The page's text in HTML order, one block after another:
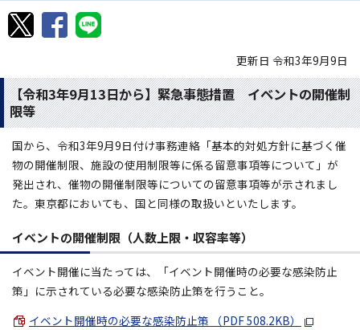
更新日 令和3年9月9日
【令和3年9月13日から】緊急事態措置 イベントの開催制
限等
国から、令和3年9月9日付け事務連絡「基本的対処方針に基づく催
物の開催制限、施設の使用制限等に係る留意事項等について」が
発出され、催物の開催制限等についての留意事項等が示されまし
た。東京都においても、国と同様の取扱いといたします。
イベントの開催制限（人数上限・収容率等）
イベント開催に当たっては、「イベント開催時の必要な感染防止
策」に示されている必要な感染防止策を行うこと。
イベント開催時の必要な感染防止策 （PDF 508.2KB）